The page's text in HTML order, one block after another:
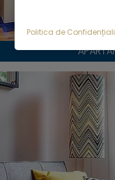
Politica de